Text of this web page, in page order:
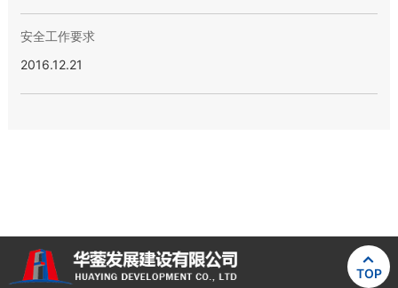
安全工作要求
2016.12.21

TOP